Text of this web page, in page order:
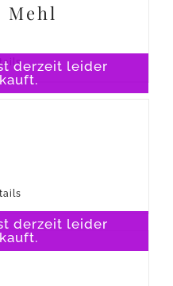
derzeit leider
Mehl
derzeit leider